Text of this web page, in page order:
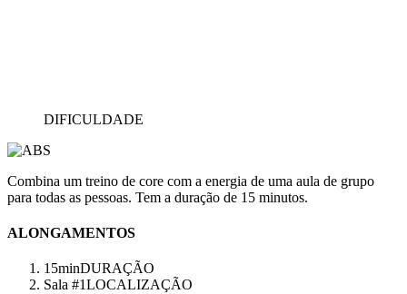
DIFICULDADE
Combina um treino de core com a energia de uma aula de grupo
para todas as pessoas. Tem a duração de 15 minutos.
ALONGAMENTOS
15minDURAÇÃO
Sala #1LOCALIZAÇÃO